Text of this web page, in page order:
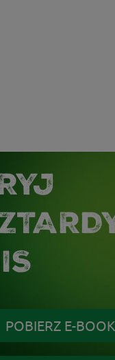
POBIERZ E-BOOK